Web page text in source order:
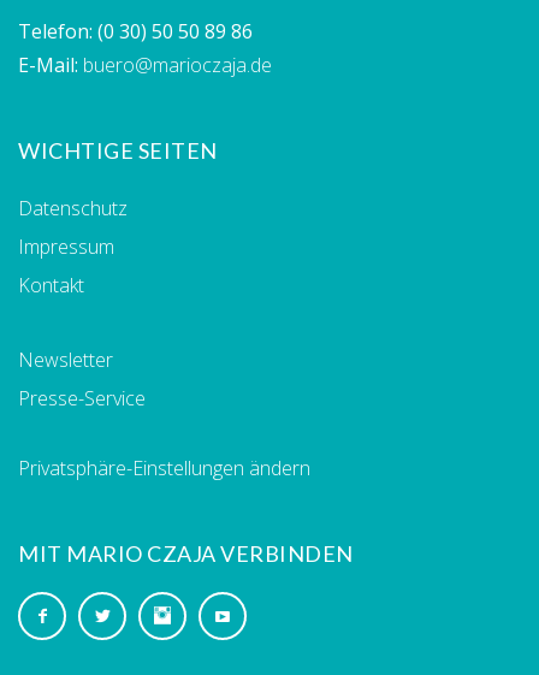
Telefon: (0 30) 50 50 89 86
E-Mail: buero@marioczaja.de
WICHTIGE SEITEN
Datenschutz
Impressum
Kontakt
Newsletter
Presse-Service
Privatsphäre-Einstellungen ändern
MIT MARIO CZAJA VERBINDEN